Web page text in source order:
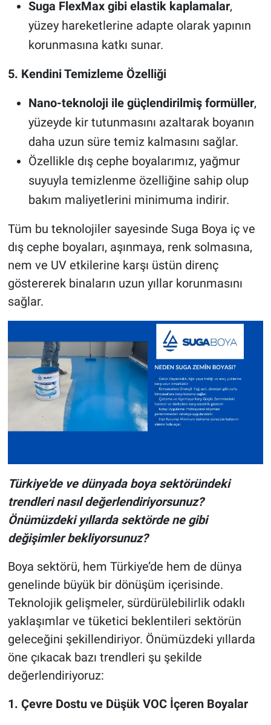
Suga FlexMax gibi elastik kaplamalar,
yüzey hareketlerine adapte olarak yapının
korunmasına katkı sunar.
5. Kendini Temizleme Özelliği
Nano-teknoloji ile güçlendirilmiş formüller,
yüzeyde kir tutunmasını azaltarak boyanın
daha uzun süre temiz kalmasını sağlar.
Özellikle dış cephe boyalarımız, yağmur
suyuyla temizlenme özelliğine sahip olup
bakım maliyetlerini minimuma indirir.
Tüm bu teknolojiler sayesinde Suga Boya iç ve
dış cephe boyaları, aşınmaya, renk solmasına,
nem ve UV etkilerine karşı üstün direnç
göstererek binaların uzun yıllar korunmasını
sağlar.
Türkiye'de ve dünyada boya sektöründeki
trendleri nasıl değerlendiriyorsunuz?
Önümüzdeki yıllarda sektörde ne gibi
değişimler bekliyorsunuz?
Boya sektörü, hem Türkiye’de hem de dünya
genelinde büyük bir dönüşüm içerisinde.
Teknolojik gelişmeler, sürdürülebilirlik odaklı
yaklaşımlar ve tüketici beklentileri sektörün
geleceğini şekillendiriyor. Önümüzdeki yıllarda
öne çıkacak bazı trendleri şu şekilde
değerlendiriyoruz:
1. Çevre Dostu ve Düşük VOC İçeren Boyalar